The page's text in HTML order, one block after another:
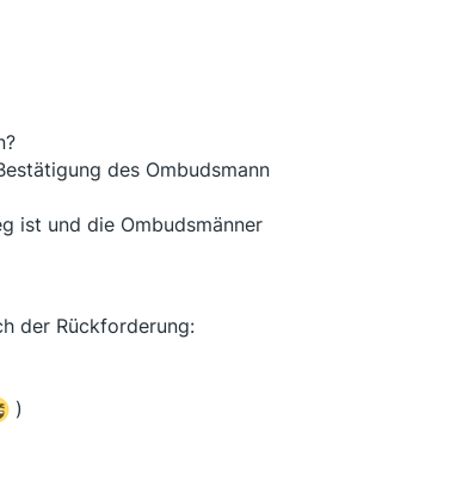
des Ombudsmann
ist und die Ombudsmänner
der Rückforderung:
)